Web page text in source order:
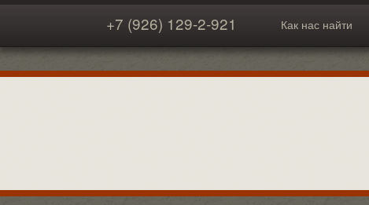
+7 (926) 129-2-921 Как нас найти